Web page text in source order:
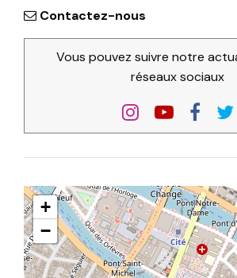
Contactez-nous
Vous pouvez suivre notre
réseaux sociaux
+
−